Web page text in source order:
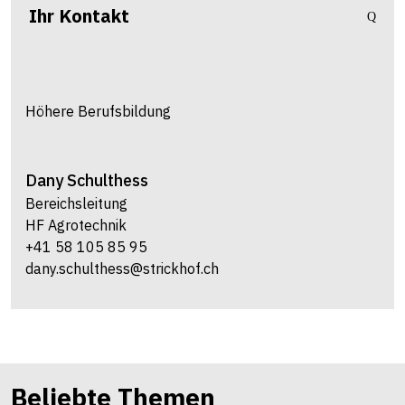
Ihr Kontakt
Höhere Berufsbildung
Dany Schulthess
Bereichsleitung
HF Agrotechnik
+41 58 105 85 95
dany.schulthess@strickhof.ch
Beliebte Themen